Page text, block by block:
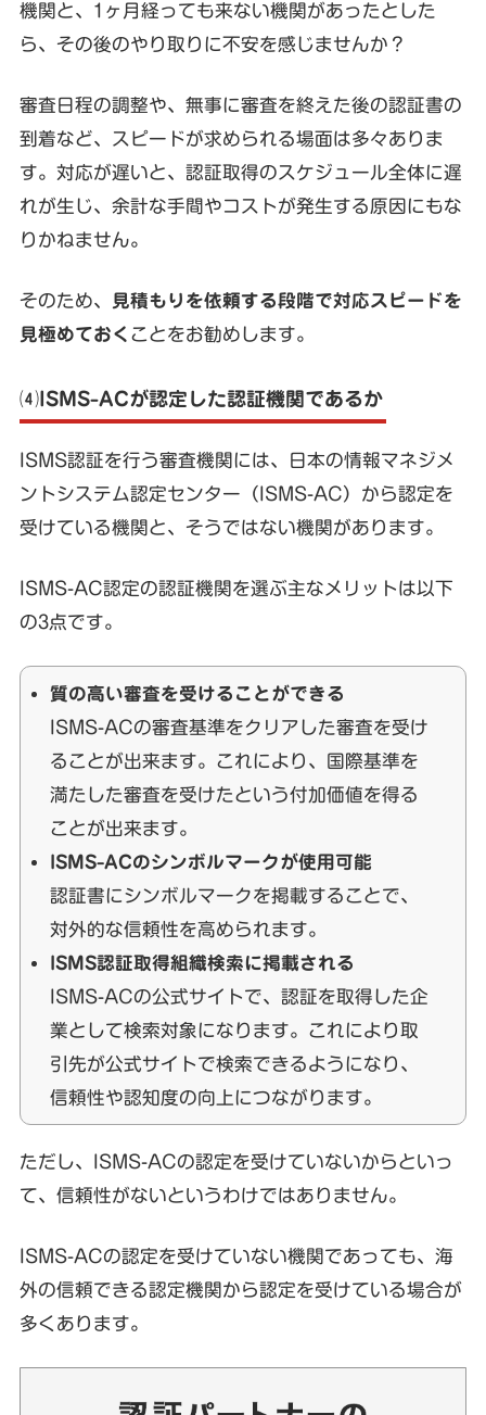
機関と、1ヶ月経っても来ない機関があったとした
ら、その後のやり取りに不安を感じませんか？
審査日程の調整や、無事に審査を終えた後の認証書の
到着など、スピードが求められる場面は多々ありま
す。対応が遅いと、認証取得のスケジュール全体に遅
れが生じ、余計な手間やコストが発生する原因にもな
りかねません。
そのため、
見積もりを依頼する段階で対応スピードを
見極めておく ことをお勧めします。
⑷ISMS-ACが認定した認証機関であるか
ISMS認証を行う審査機関には、日本の情報マネジメ
ントシステム認定センター（ISMS-AC）から認定を
受けている機関と、そうではない機関があります。
ISMS-AC認定の認証機関を選ぶ主なメリットは以下
の3点です。
質の高い審査を受けることができる
ISMS-ACの審査基準をクリアした審査を受け
ることが出来ます。これにより、国際基準を
満たした審査を受けたという付加価値を得る
ことが出来ます。
ISMS-ACのシンボルマークが使用可能
認証書にシンボルマークを掲載することで、
対外的な信頼性を高められます。
ISMS認証取得組織検索に掲載される
ISMS-ACの公式サイトで、認証を取得した企
業として検索対象になります。これにより取
引先が公式サイトで検索できるようになり、
信頼性や認知度の向上につながります。
ただし、ISMS-ACの認定を受けていないからといっ
て、信頼性がないというわけではありません。
ISMS-ACの認定を受けていない機関であっても、海
外の信頼できる認定機関から認定を受けている場合が
多くあります。